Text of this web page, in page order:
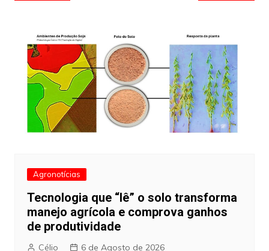
Agronotícias
Tecnologia que “lê” o solo transforma
manejo agrícola e comprova ganhos
de produtividade
Célio 6 de Agosto de 2026